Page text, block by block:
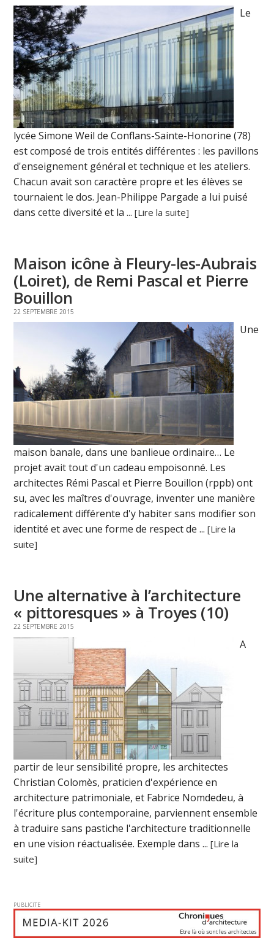
Le
lycée Simone Weil de Conflans-Sainte-Honorine (78)
est composé de trois entités différentes : les pavillons
d'enseignement général et technique et les ateliers.
Chacun avait son caractère propre et les élèves se
tournaient le dos. Jean-Philippe Pargade a lui puisé
dans cette diversité et la ...[Lire la suite]
Maison icône à Fleury-les-Aubrais
(Loiret), de Remi Pascal et Pierre
Bouillon
22 SEPTEMBRE 2015
Une
maison banale, dans une banlieue ordinaire… Le
projet avait tout d'un cadeau empoisonné. Les
architectes Rémi Pascal et Pierre Bouillon (rppb) ont
su, avec les maîtres d'ouvrage, inventer une manière
radicalement différente d'y habiter sans modifier son
identité et avec une forme de respect de ...[Lire la
suite]
Une alternative à l’architecture
« pittoresques » à Troyes (10)
22 SEPTEMBRE 2015
A
partir de leur sensibilité propre, les architectes
Christian Colomès, praticien d'expérience en
architecture patrimoniale, et Fabrice Nomdedeu, à
l'écriture plus contemporaine, parviennent ensemble
à traduire sans pastiche l'architecture traditionnelle
en une vision réactualisée. Exemple dans ...[Lire la
suite]
PUBLICITE